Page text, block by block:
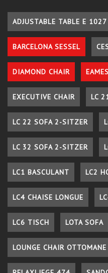
ADJUSTABLE TABLE E 1027
BARCELONA SESSEL
DIAMOND CHAIR
EXECUTIVE CHAIR LC
LC 22 SOFA 2-SITZER
LC 32 SOFA 2-SITZER
LC1 BASCULANT LC2
LC4 CHAISE LONGUE
LC6 TISCH LOTA SOFA
LOUNGE CHAIR OTTOMANE